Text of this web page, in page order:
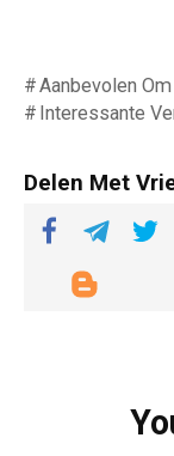
Aanbevolen
Interessante
Delen Met